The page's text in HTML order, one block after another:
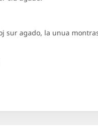
sur agado, la unua